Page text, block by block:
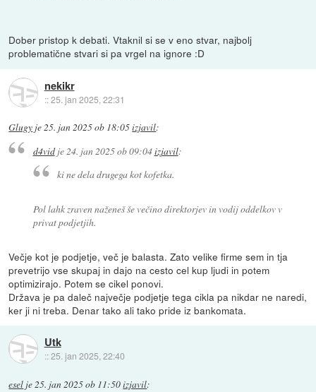
Dober pristop k debati. Vtaknil si se v eno stvar, najbolj
problematične stvari si pa vrgel na ignore :D
nekikr
::25. jan 2025, 22:31
Glugy je25. jan 2025 ob 18:05izjavil:
d4vidje24. jan 2025 ob 09:04izjavil:
ki ne dela drugega kot kofetka.
Pol lahk zraven naženeš še večino direktorjev in vodij oddelkov v
privat podjetjih.
Večje kot je podjetje, več je balasta. Zato velike firme sem in tja
prevetrijo vse skupaj in dajo na cesto cel kup ljudi in potem
optimizirajo. Potem se cikel ponovi.
Država je pa daleč največje podjetje tega cikla pa nikdar ne naredi,
ker ji ni treba. Denar tako ali tako pride iz bankomata.
Utk
::25. jan 2025, 22:40
esel je25. jan 2025 ob 11:50izjavil: